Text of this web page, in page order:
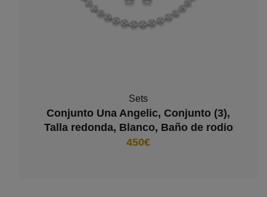
Sets
Conjunto Una Angelic, Conjunto (3),
Talla redonda, Blanco, Baño de rodio
450€